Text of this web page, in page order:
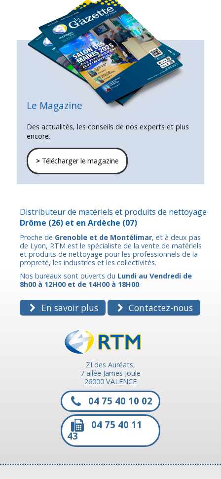
Le Magazine
Des actualités, les conseils de nos experts et plus
encore.
>Télécharger le magazine
Distributeur de matériels et produits de nettoyage
Drôme (26) et en Ardèche (07)
Proche de Grenoble et de Montélimar, et à deux pas
de Lyon, RTM est le spécialiste de la vente de matériels
et produits de nettoyage pour les professionnels de la
propreté, les industries et les collectivités.
Nos bureaux sont ouverts du Lundi au Vendredi de
8h00 à 12H00 et de 14H00 à 18H00.
En savoir plus Contactez-nous
ZI des Auréats,
7 allée James Joule
26000 VALENCE
04 75 40 10 02
04 75 40 11
43